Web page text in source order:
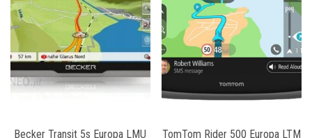
Becker Transit 5s Europa LMU
TomTom Rider 500 Europa LTM